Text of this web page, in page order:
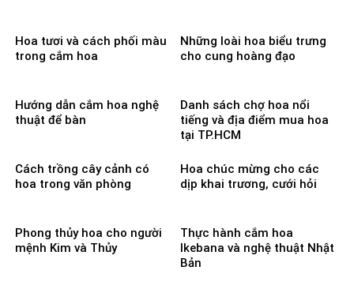
Hoa tươi và cách phối màu
trong cắm hoa
Những loài hoa biểu trưng
cho cung hoàng đạo
Hướng dẫn cắm hoa nghệ
thuật để bàn
Danh sách chợ hoa nổi
tiếng và địa điểm mua hoa
tại TP.HCM
Cách trồng cây cảnh có
hoa trong văn phòng
Hoa chúc mừng cho các
dịp khai trương, cưới hỏi
Phong thủy hoa cho người
mệnh Kim và Thủy
Thực hành cắm hoa
Ikebana và nghệ thuật Nhật
Bản